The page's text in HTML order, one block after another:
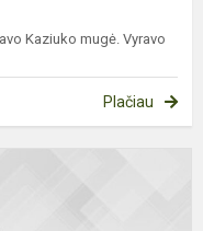
Kaziuko mugė. Vyravo
Plačiau